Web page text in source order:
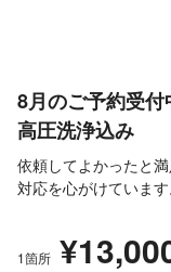
8月のご予約受
高圧洗浄込み
依頼してよかったと
対応を心がけていま
1箇所